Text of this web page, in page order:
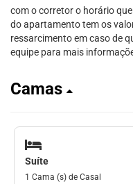
com o corretor o horário
do apartamento tem os
ressarcimento em caso de
equipe para mais
Camas
Suíte
1 Cama (s) de Casal